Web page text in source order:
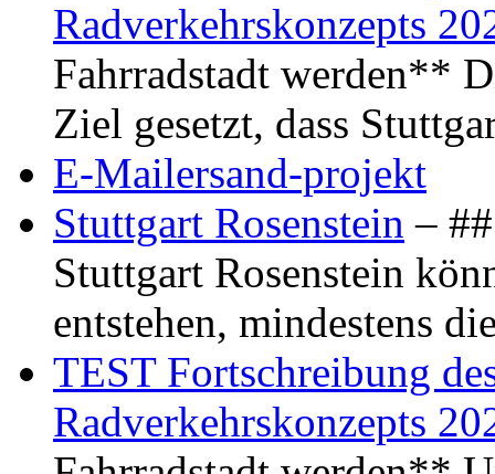
Radverkehrskonzepts
Fahrradstadt werden**
Ziel gesetzt, dass
E-Mailersand-projekt
Stuttgart Rosenstein –
Stuttgart Rosenstein
entstehen, mindestens
TEST Fortschreibung
Radverkehrskonzepts